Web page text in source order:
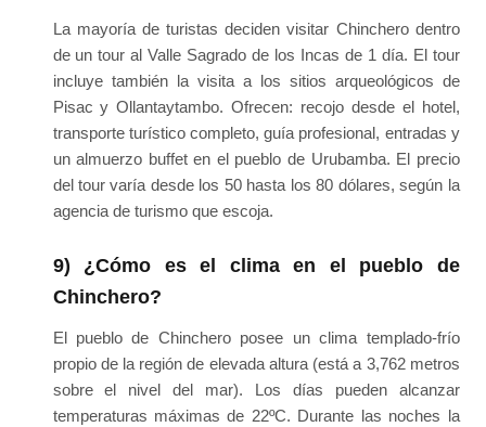
La mayoría de turistas deciden visitar Chinchero dentro
de un tour al Valle Sagrado de los Incas de 1 día. El tour
incluye también la visita a los sitios arqueológicos de
Pisac y Ollantaytambo. Ofrecen: recojo desde el hotel,
transporte turístico completo, guía profesional, entradas y
un almuerzo buffet en el pueblo de Urubamba. El precio
del tour varía desde los 50 hasta los 80 dólares, según la
agencia de turismo que escoja.
9) ¿Cómo es el clima en el pueblo de
Chinchero?
El pueblo de Chinchero posee un clima templado-frío
propio de la región de elevada altura (está a 3,762 metros
sobre el nivel del mar). Los días pueden alcanzar
temperaturas máximas de 22ºC. Durante las noches la